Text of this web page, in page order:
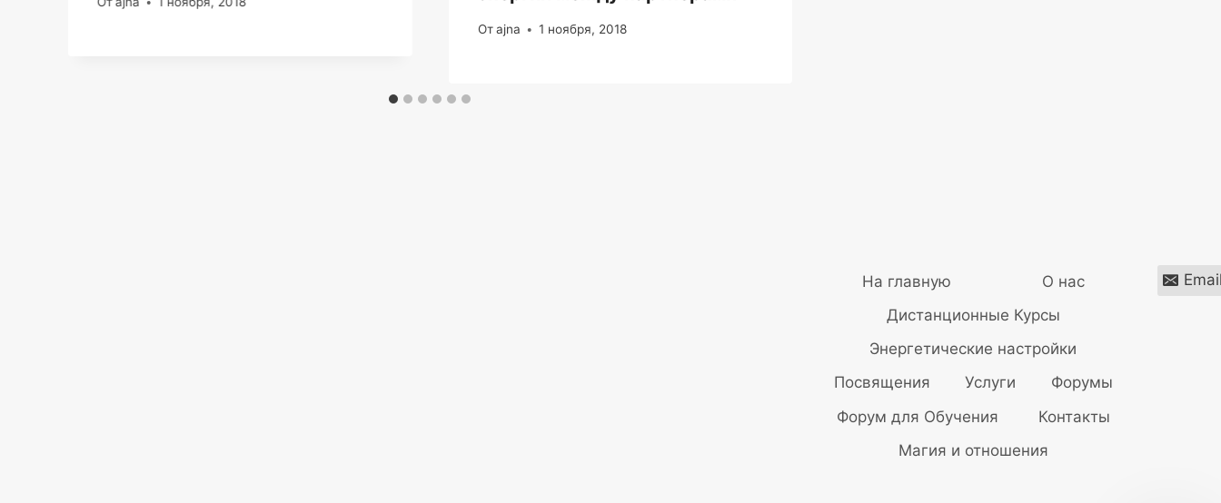
От ajna 1 ноября, 2018
На главную
О нас
Дистанционные Курсы
Энергетические настройки
Посвящения
Услуги
Форумы
Форум для Обучения
Контакты
Магия и отношения